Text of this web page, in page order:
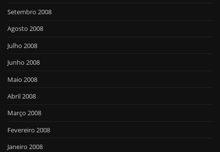
Setembro 2008
Agosto 2008
Julho 2008
Junho 2008
Maio 2008
Abril 2008
Março 2008
Fevereiro 2008
Janeiro 2008